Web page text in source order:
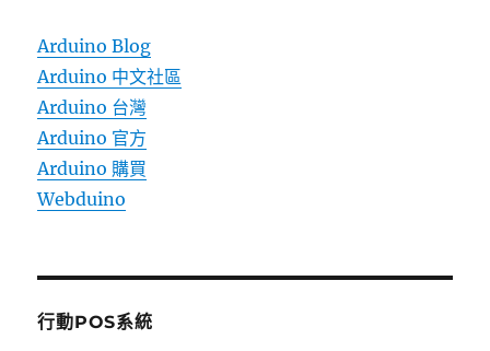
Arduino Blog
Arduino 中文社區
Arduino 台灣
Arduino 官方
Arduino 購買
Webduino
行動POS系統